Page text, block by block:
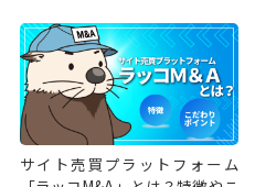
サイト売買プラットフォーム